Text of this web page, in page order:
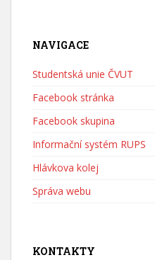
NAVIGACE
Studentská unie ČVUT
Facebook stránka
Facebook skupina
Informační systém RUPS
Hlávkova kolej
Správa webu
KONTAKTY